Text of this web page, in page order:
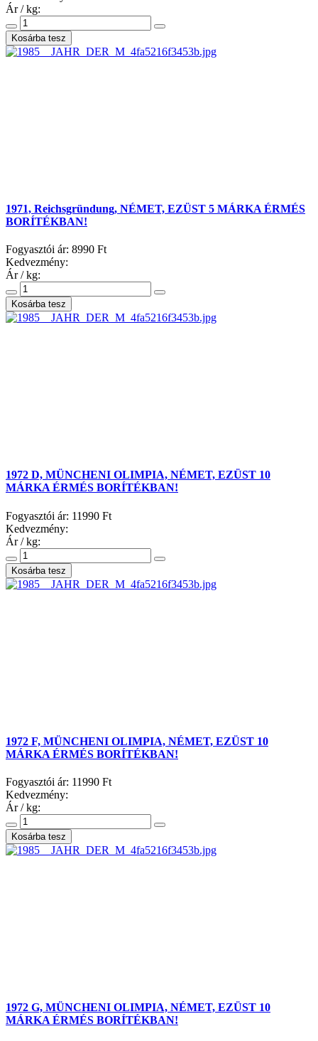
Ár / kg:
1971, Reichsgründung, NÉMET, EZÜST 5 MÁRKA ÉRMÉS
BORÍTÉKBAN!
Fogyasztói ár: 8990 Ft
Kedvezmény:
Ár / kg:
1972 D, MÜNCHENI OLIMPIA, NÉMET, EZÜST 10
MÁRKA ÉRMÉS BORÍTÉKBAN!
Fogyasztói ár: 11990 Ft
Kedvezmény:
Ár / kg:
1972 F, MÜNCHENI OLIMPIA, NÉMET, EZÜST 10
MÁRKA ÉRMÉS BORÍTÉKBAN!
Fogyasztói ár: 11990 Ft
Kedvezmény:
Ár / kg:
1972 G, MÜNCHENI OLIMPIA, NÉMET, EZÜST 10
MÁRKA ÉRMÉS BORÍTÉKBAN!